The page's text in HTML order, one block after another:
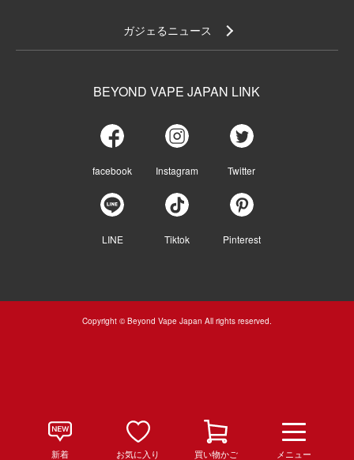
新着 お気に入り 買い物かご メニュー
ガジェるニュース
BEYOND VAPE JAPAN LINK
facebook Instagram Twitter
LINE Tiktok Pinterest
Copyright © Beyond Vape Japan All rights reserved.